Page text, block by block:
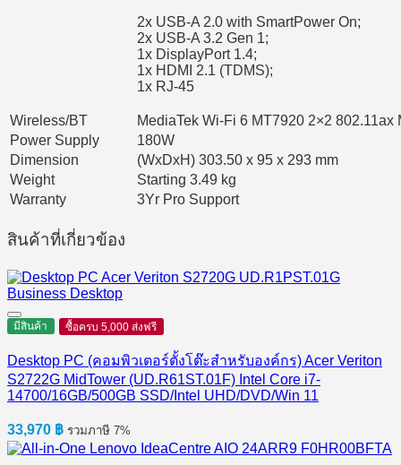
2x USB-A 2.0 with SmartPower On;
2x USB-A 3.2 Gen 1;
1x DisplayPort 1.4;
1x HDMI 2.1 (TDMS);
1x RJ-45
Wireless/BT
MediaTek Wi-Fi 6 MT7920 2×2
Power Supply
180W
Dimension
(WxDxH) 303.50 x 95 x 293 mm
Weight
Starting 3.49 kg
Warranty
3Yr Pro Support
สินค้าที่เกี่ยวข้อง
มีสินค้า ซื้อครบ 5,000 ส่งฟรี
Desktop PC (คอมพิวเตอร์ตั้งโต๊ะสำหรับองค์กร) Acer Veriton
S2722G MidTower (UD.R61ST.01F) Intel Core i7-
14700/16GB/500GB SSD/Intel UHD/DVD/Win 11
33,970 ฿ รวมภาษี 7%